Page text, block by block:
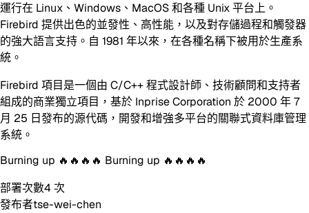
運行在 Linux、Windows、MacOS 和各種 Unix 平台上。
Firebird 提供出色的並發性、高性能，以及對存儲過程和觸發器
的強大語言支持。自 1981 年以來，在各種名稱下被用於生產系
統。
Firebird 項目是一個由 C/C++ 程式設計師、技術顧問和支持者
組成的商業獨立項目，基於 Inprise Corporation 於 2000 年 7
月 25 日發布的源代碼，開發和增強多平台的關聯式資料庫管理
系統。
Burning up 🔥🔥🔥🔥 Burning up 🔥🔥🔥🔥
部署次數4 次
發布者tse-wei-chen